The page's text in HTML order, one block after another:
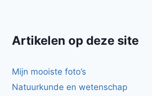
Artikelen op deze site
Mijn mooiste foto’s
Natuurkunde en wetenschap